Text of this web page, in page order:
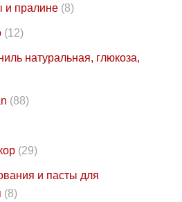
и пралине (8)
(12)
натуральная, глюкоза,
(88)
(29)
и пасты для
(8)